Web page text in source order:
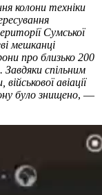
колони техніки
Сумської
мешканці
про близько 200
спільним
авіації
було знищено, —